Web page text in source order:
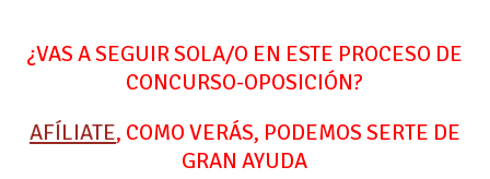
¿VAS A SEGUIR SOLA/O EN ESTE PROCESO DE
CONCURSO-OPOSICIÓN?
AFÍLIATE, COMO VERÁS, PODEMOS SERTE DE
GRAN AYUDA